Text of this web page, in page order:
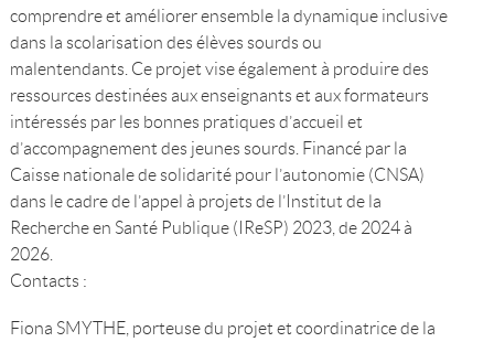
comprendre et améliorer ensemble la dynamique inclusive
dans la scolarisation des élèves sourds ou
malentendants. Ce projet vise également à produire des
ressources destinées aux enseignants et aux formateurs
intéressés par les bonnes pratiques d’accueil et
d’accompagnement des jeunes sourds. Financé par la
Caisse nationale de solidarité pour l’autonomie (CNSA)
dans le cadre de l’appel à projets de l’Institut de la
Recherche en Santé Publique (IReSP) 2023, de 2024 à
2026.
Contacts :
Fiona SMYTHE, porteuse du projet et coordinatrice de la